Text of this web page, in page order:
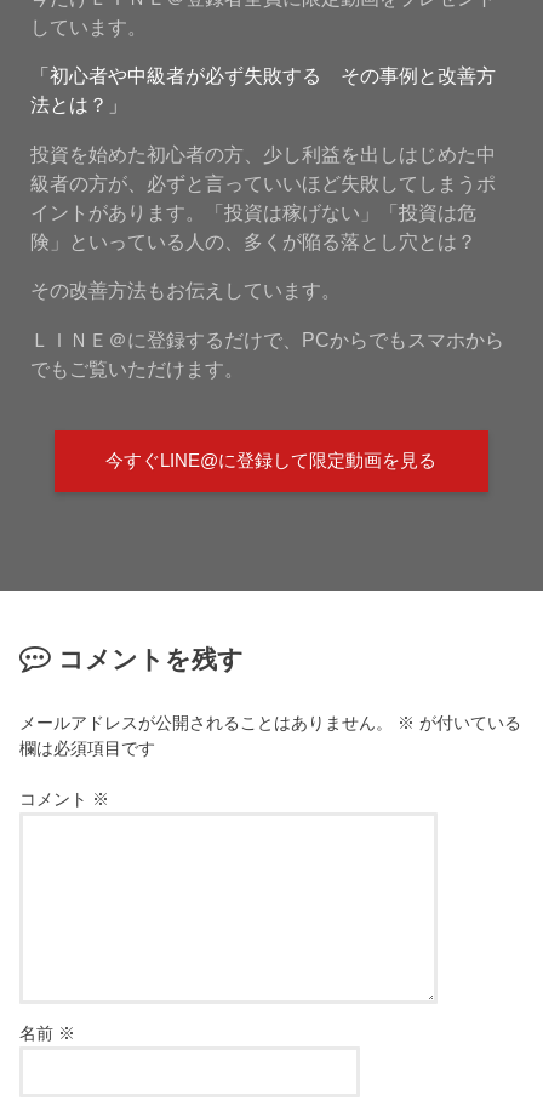
しています。
「初心者や中級者が必ず失敗する その事例と改善方
法とは？」
投資を始めた初心者の方、少し利益を出しはじめた中
級者の方が、必ずと言っていいほど失敗してしまうポ
イントがあります。「投資は稼げない」「投資は危
険」といっている人の、多くが陥る落とし穴とは？
その改善方法もお伝えしています。
ＬＩＮＥ＠に登録するだけで、PCからでもスマホから
でもご覧いただけます。
今すぐLINE@に登録して限定動画を見る
コメントを残す
メールアドレスが公開されることはありません。 ※ が付いている
欄は必須項目です
コメント ※
名前 ※